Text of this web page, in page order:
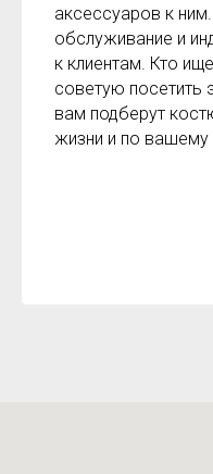
аксессуаров к
обслуживание и
к клиентам. Кто
советую посетить
вам подберут
жизни и по